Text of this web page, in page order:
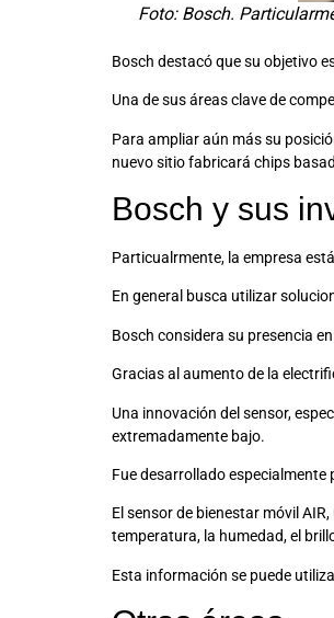
Foto: Bosch.
Bosch destacó que su objetivo
Una de sus áreas clave de
Para ampliar aún más su
nuevo sitio fabricará chips
Bosch y sus
Particualrmente, la empresa
En general busca utilizar
Bosch considera su presencia
Gracias al aumento de la
Una innovación del sensor,
extremadamente bajo.
Fue desarrollado
El sensor de bienestar móvil
temperatura, la humedad, el
Esta información se puede